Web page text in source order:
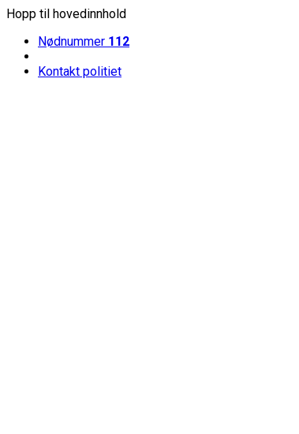
Hopp til hovedinnhold
Nødnummer 112
Kontakt politiet